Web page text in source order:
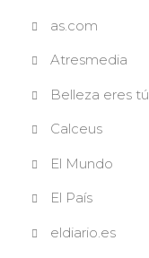
as.com
Atresmedia
Belleza eres tú
Calceus
El Mundo
El País
eldiario.es